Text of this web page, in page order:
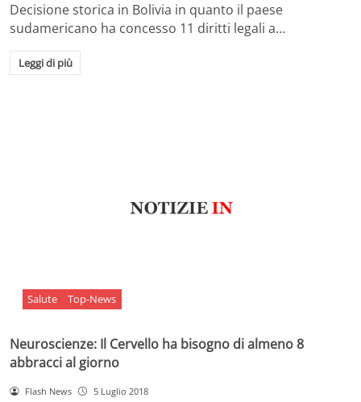
Decisione storica in Bolivia in quanto il paese
sudamericano ha concesso 11 diritti legali a…
Leggi di più
Salute Top-News
Neuroscienze: Il Cervello ha bisogno di almeno 8
abbracci al giorno
Flash News 5 Luglio 2018